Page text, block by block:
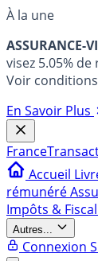
À la une
ASSURANCE-
visez 5.05%
Voir
En Savoir Plus
France
Accueil
rémunéré
Impôts &
Autres...
Connexion